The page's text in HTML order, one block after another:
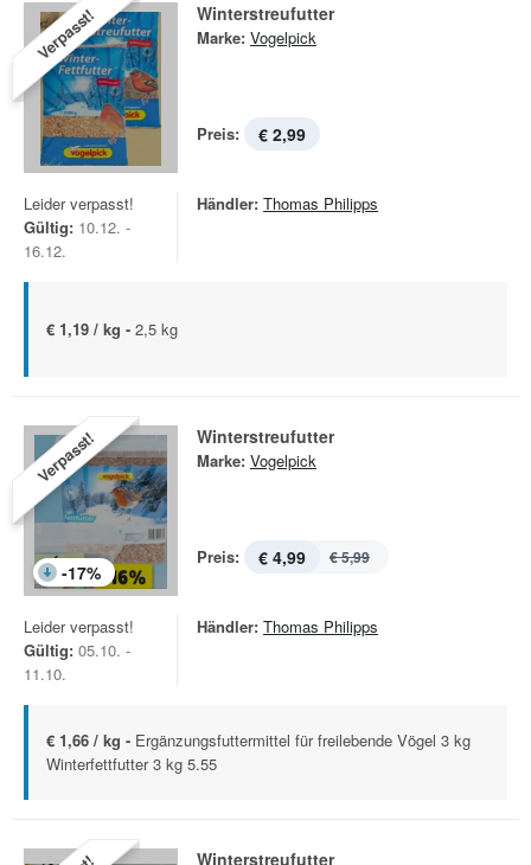
Verpasst! Winterstreufutter
Marke: Vogelpick
Preis: € 2,99
Leider verpasst!
Gültig: 10.12. -
16.12.
Händler: Thomas Philipps
€ 1,19 / kg - 2,5 kg
Verpasst!
-17%
Winterstreufutter
Marke: Vogelpick
Preis: € 4,99 € 5,99
Leider verpasst!
Gültig: 05.10. -
11.10.
Händler: Thomas Philipps
€ 1,66 / kg - Ergänzungsfuttermittel für freilebende Vögel 3 kg
Winterfettfutter 3 kg 5.55
Winterstreufutter